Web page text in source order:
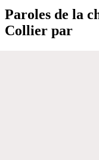
Paroles de la
Collier par